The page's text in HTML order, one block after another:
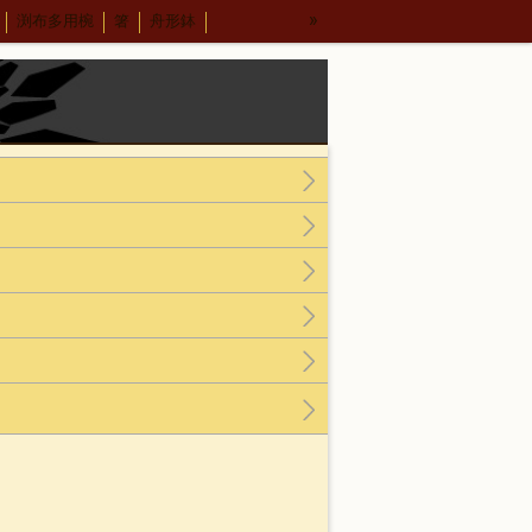
渕布多用椀 箸 舟形鉢
５.５丼 布汁椀 大 布汁椀 中
汁椀
小泉武夫先生との出会い 中田英寿さんとの出会い
»